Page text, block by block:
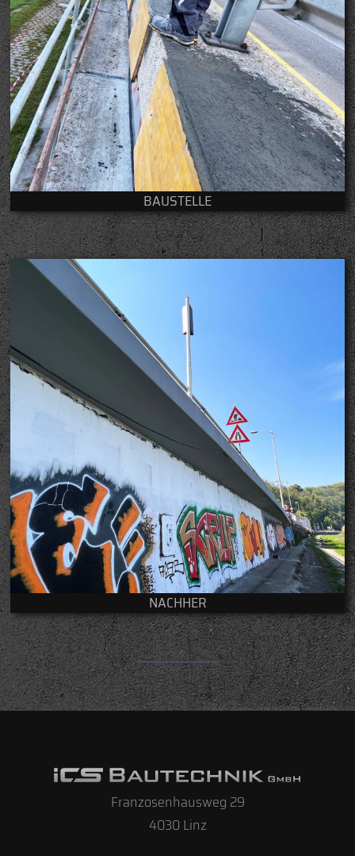
BAUSTELLE
NACHHER
Franzosenhausweg 29
4030 Linz